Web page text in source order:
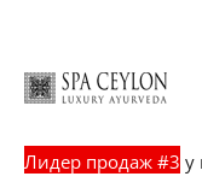
Лидер продаж #3 у